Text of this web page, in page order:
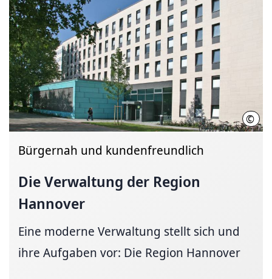
©
Bürgernah und kundenfreundlich
Die Verwaltung der Region
Hannover
Eine moderne Verwaltung stellt sich und
ihre Aufgaben vor: Die Region Hannover